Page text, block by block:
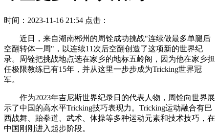
时间：2023-11-16 21:54 点击：
近日，来自湖南郴州的周铨成功挑战"连续做最多单腿后
空翻转体一周"，以连续11次后空翻创造了这项新的世界纪
录。周铨把挑战地点选在家乡的地标五岭阁，因为他在家乡担
任极限教练已有15年，并从这里一步步成为Tricking世界冠
军。
作为2023年吉尼斯世界纪录日的代表人物，周铨向世界展
示了中国的高水平Tricking技巧表现力。Tricking运动融合有巴
西战舞、跆拳道、武术、体操等多种运动元素和技术技巧，在
中国刚刚进入起步阶段。